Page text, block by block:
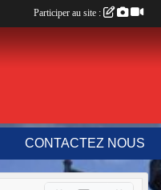
CONTACTEZ NOUS
Participer au site :